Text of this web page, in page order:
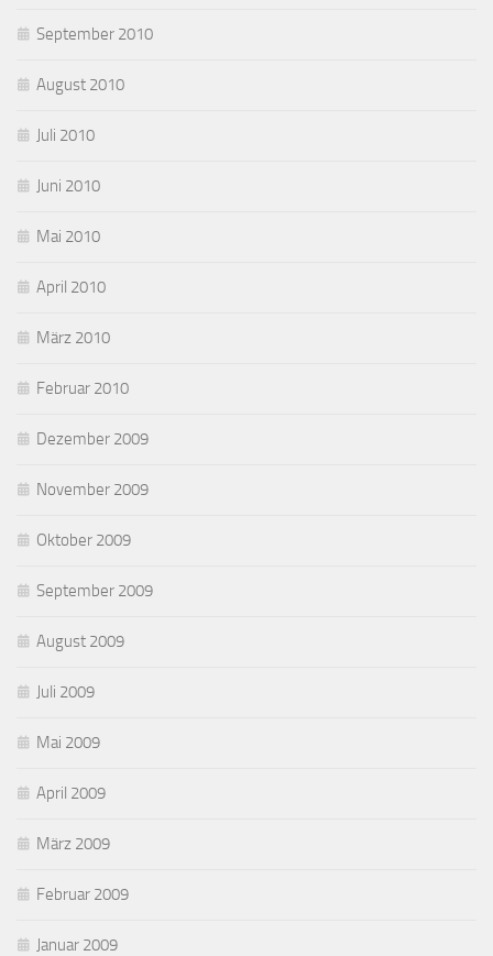
September 2010
August 2010
Juli 2010
Juni 2010
Mai 2010
April 2010
März 2010
Februar 2010
Dezember 2009
November 2009
Oktober 2009
September 2009
August 2009
Juli 2009
Mai 2009
April 2009
März 2009
Februar 2009
Januar 2009